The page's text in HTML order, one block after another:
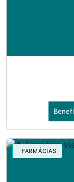
FARMÁCIAS